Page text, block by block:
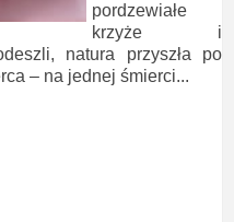
pordzewiałe
krzyże i
natura przyszła po
– na jednej śmierci...